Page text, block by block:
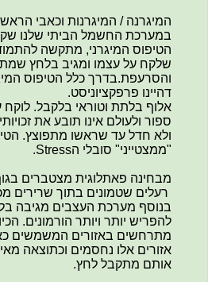
המיגרנה / המיגרנות וכאבי
במערכת החשמל הביתי שלנו
הטיפוס המיגרני, מתקשה
שלקח על עצמו ומגיב בלחץ
והסרעפת.בדרך כלל הטיפוס
דהיינו פרפקציוניסט.
אלוף בלתת וטוראי בלקבל. לוקח
ספור ולעולם אינו תובע את
ולא חדל עד שראשו מתפוצץ.
"ממצטייני" סובלי הStress.
מבחינה פאתלוגית מצטברים
רעלים שטמונים בתוך שרירים
בנוסף מערכת העצבים מגיבה
להפריש יותר ויותר הורמונים.
מתרחשים באזורים המשמשים
אזורים אלו נחסמים וכתוצאה
אותם מתקבל לחץ.